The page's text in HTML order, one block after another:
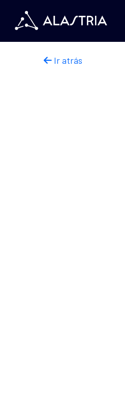
Ir atrás